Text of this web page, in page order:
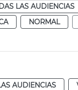
LAS AUDIENCIAS
NORMAL
AUDIENCIAS